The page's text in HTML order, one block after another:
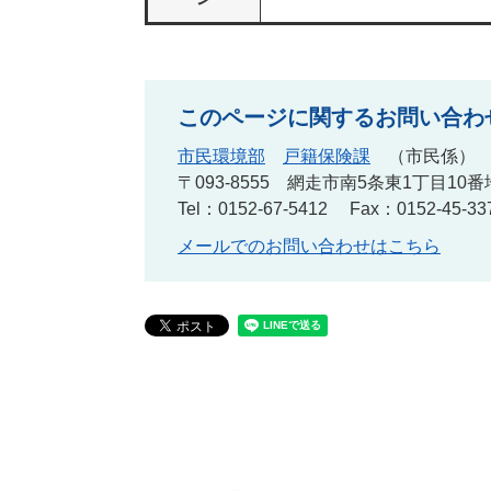
このページに関するお問い合わ
市民環境部 戸籍保険課
市民係
〒093-8555
網走市南5条東1丁目10番
Tel：0152-67-5412
Fax：0152-45-
メールでのお問い合わせはこちら